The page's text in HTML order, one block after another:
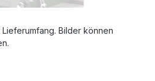
Bilder können